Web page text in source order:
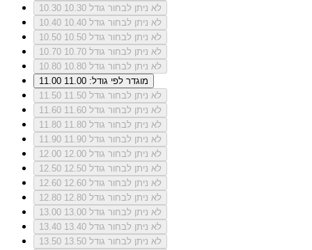
10.30
לא ניתן לבחור גודל 10.30
10.40
לא ניתן לבחור גודל 10.40
10.50
לא ניתן לבחור גודל 10.50
10.70
לא ניתן לבחור גודל 10.70
10.80
לא ניתן לבחור גודל 10.80
11.00
מוגדר לפי גודל: 11.00
11.50
לא ניתן לבחור גודל 11.50
11.60
לא ניתן לבחור גודל 11.60
11.80
לא ניתן לבחור גודל 11.80
11.90
לא ניתן לבחור גודל 11.90
12.00
לא ניתן לבחור גודל 12.00
12.50
לא ניתן לבחור גודל 12.50
12.60
לא ניתן לבחור גודל 12.60
12.80
לא ניתן לבחור גודל 12.80
13.00
לא ניתן לבחור גודל 13.00
13.40
לא ניתן לבחור גודל 13.40
13.50
לא ניתן לבחור גודל 13.50